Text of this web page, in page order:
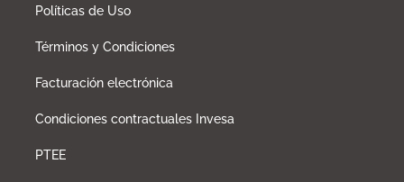
Políticas de Uso
Términos y Condiciones
Facturación electrónica
Condiciones contractuales Invesa
PTEE